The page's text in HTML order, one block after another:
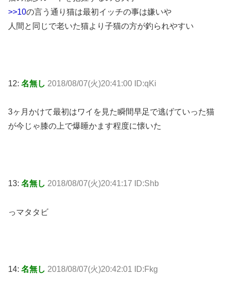
>>10の言う通り猫は最初イッチの事は嫌いや
人間と同じで老いた猫より子猫の方が釣られやすい
12: 名無し 2018/08/07(火)20:41:00 ID:qKi
3ヶ月かけて最初はワイを見た瞬間早足で逃げていった猫
が今じゃ膝の上で爆睡かます程度に懐いた
13: 名無し 2018/08/07(火)20:41:17 ID:Shb
っマタタビ
14: 名無し 2018/08/07(火)20:42:01 ID:Fkg